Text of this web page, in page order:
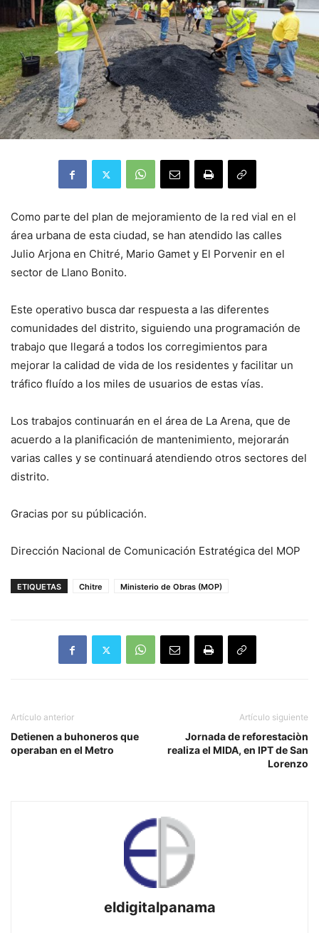
Como parte del plan de mejoramiento de la red vial en el
área urbana de esta ciudad, se han atendido las calles
Julio Arjona en Chitré, Mario Gamet y El Porvenir en el
sector de Llano Bonito.
Este operativo busca dar respuesta a las diferentes
comunidades del distrito, siguiendo una programación de
trabajo que llegará a todos los corregimientos para
mejorar la calidad de vida de los residentes y facilitar un
tráfico fluído a los miles de usuarios de estas vías.
Los trabajos continuarán en el área de La Arena, que de
acuerdo a la planificación de mantenimiento, mejorarán
varias calles y se continuará atendiendo otros sectores del
distrito.
Gracias por su públicación.
Dirección Nacional de Comunicación Estratégica del MOP
ETIQUETAS Chitre Ministerio de Obras (MOP)
Artículo anterior
Detienen a buhoneros que
operaban en el Metro
Artículo siguiente
Jornada de reforestaciòn
realiza el MIDA, en IPT de San
Lorenzo
eldigitalpanama